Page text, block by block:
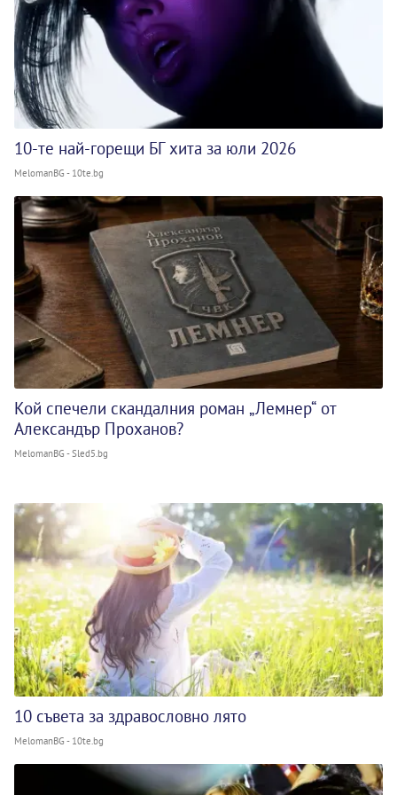
10-те най-горещи БГ хита за юли 2026
MelomanBG - 10te.bg
Кой спечели скандалния роман „Лемнер“ от
Александър Проханов?
MelomanBG - Sled5.bg
10 съвета за здравословно лято
MelomanBG - 10te.bg